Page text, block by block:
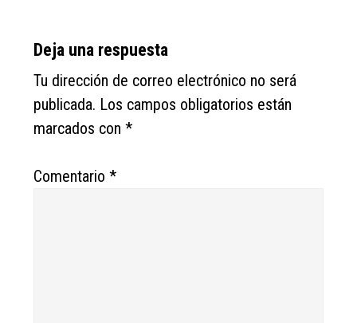
Reader
Interactions
Deja una respuesta
Tu dirección de correo electrónico no será
publicada. Los campos obligatorios están
marcados con*
Comentario*